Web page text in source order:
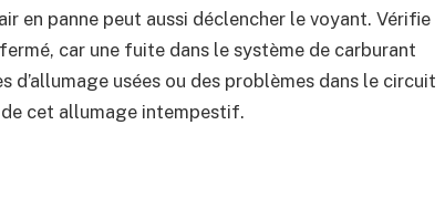
en panne peut aussi déclencher le voyant. Vérifie
car une fuite dans le système de carburant
usées ou des problèmes dans le circuit
de cet allumage intempestif.